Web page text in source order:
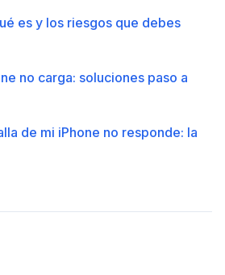
es y los riesgos que debes
no carga: soluciones paso a
de mi iPhone no responde: la